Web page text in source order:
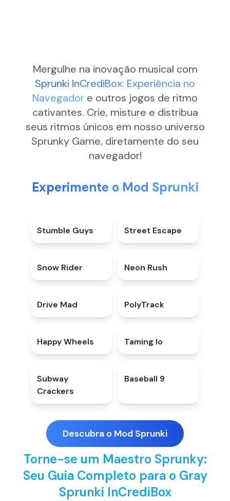
Mergulhe na inovação musical com
Sprunki InCrediBox: Experiência no
Navegador e outros jogos de ritmo
cativantes. Crie, misture e distribua
seus ritmos únicos em nosso universo
Sprunky Game, diretamente do seu
navegador!
Experimente o Mod Sprunki
4.5★
Stumble Guys 5.0★
Street Escape
3.9
Snow Rider 5.0
Neon Rush
Drive Mad PolyTrack
4.6★
Happy Wheels Taming Io
Subway
Crackers
Baseball 9
Descubra o Mod Sprunki
Torne-se um Maestro Sprunky:
Seu Guia Completo para o Gray
Sprunki InCrediBox